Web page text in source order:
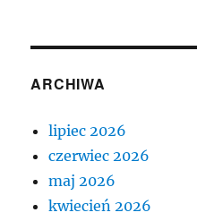
ARCHIWA
lipiec 2026
czerwiec 2026
maj 2026
kwiecień 2026